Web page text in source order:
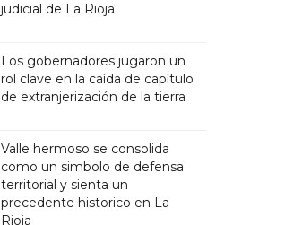
judicial de La Rioja
Los gobernadores jugaron un
rol clave en la caída de capítulo
de extranjerización de la tierra
Valle hermoso se consolida
como un simbolo de defensa
territorial y sienta un
precedente historico en La
Rioja